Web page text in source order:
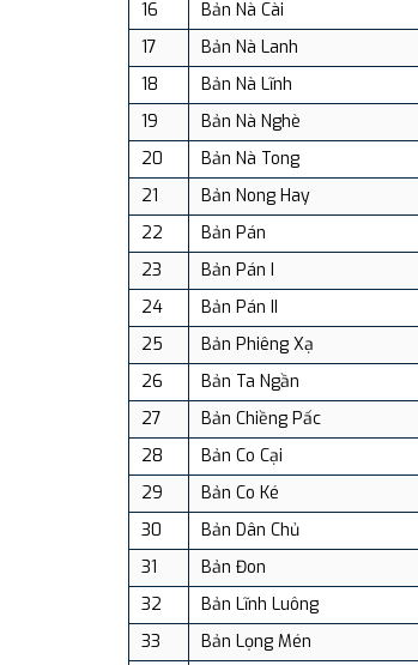
16
Bản Nà Cài
17
Bản Nà Lanh
18
Bản Nà Lĩnh
19
Bản Nà Nghè
20
Bản Nà Tong
21
Bản Nong Hay
22
Bản Pán
23
Bản Pán I
24
Bản Pán II
25
Bản Phiêng Xạ
26
Bản Ta Ngần
27
Bản Chiềng Pấc
28
Bản Co Cại
29
Bản Co Ké
30
Bản Dân Chủ
31
Bản Đon
32
Bản Lĩnh Luông
33
Bản Lọng Mén